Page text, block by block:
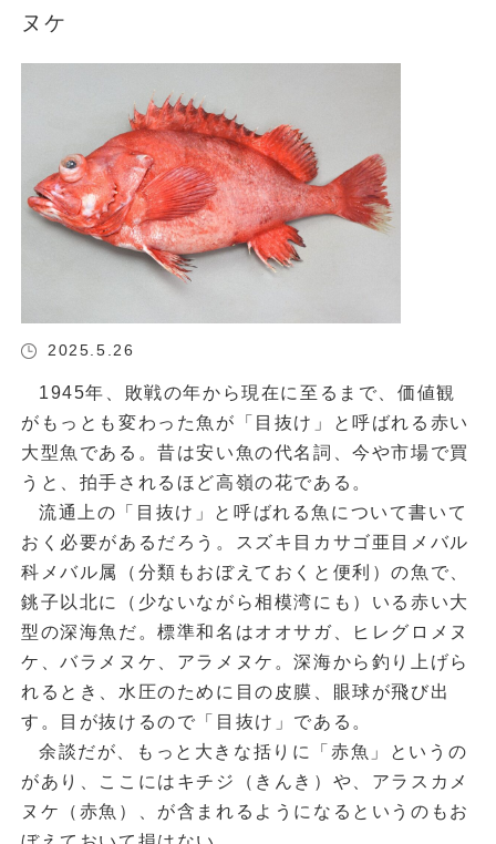
ヌケ
2025.5.26
1945年、敗戦の年から現在に至るまで、価値観
がもっとも変わった魚が「目抜け」と呼ばれる赤い
大型魚である。昔は安い魚の代名詞、今や市場で買
うと、拍手されるほど高嶺の花である。
流通上の「目抜け」と呼ばれる魚について書いて
おく必要があるだろう。スズキ目カサゴ亜目メバル
科メバル属（分類もおぼえておくと便利）の魚で、
銚子以北に（少ないながら相模湾にも）いる赤い大
型の深海魚だ。標準和名はオオサガ、ヒレグロメヌ
ケ、バラメヌケ、アラメヌケ。深海から釣り上げら
れるとき、水圧のために目の皮膜、眼球が飛び出
す。目が抜けるので「目抜け」である。
余談だが、もっと大きな括りに「赤魚」というの
があり、ここにはキチジ（きんき）や、アラスカメ
ヌケ（赤魚）、が含まれるようになるというのもお